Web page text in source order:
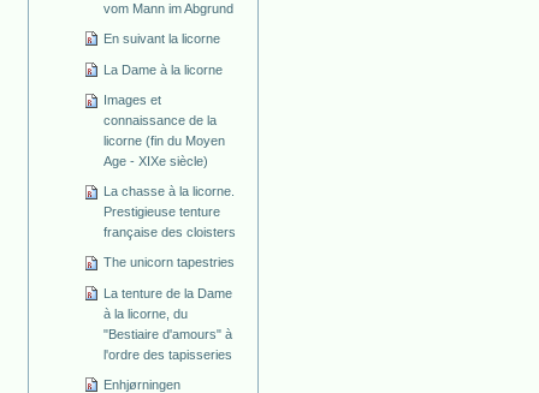
vom Mann im Abgrund
En suivant la licorne
La Dame à la licorne
Images et
connaissance de la
licorne (fin du Moyen
Age - XIXe siècle)
La chasse à la licorne.
Prestigieuse tenture
française des cloisters
The unicorn tapestries
La tenture de la Dame
à la licorne, du
"Bestiaire d'amours" à
l'ordre des tapisseries
Enhjørningen